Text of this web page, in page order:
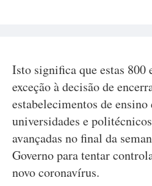
Isto significa que estas 800
exceção à decisão de
estabelecimentos de ensino
universidades e
avançadas no final da
Governo para tentar
novo coronavírus.